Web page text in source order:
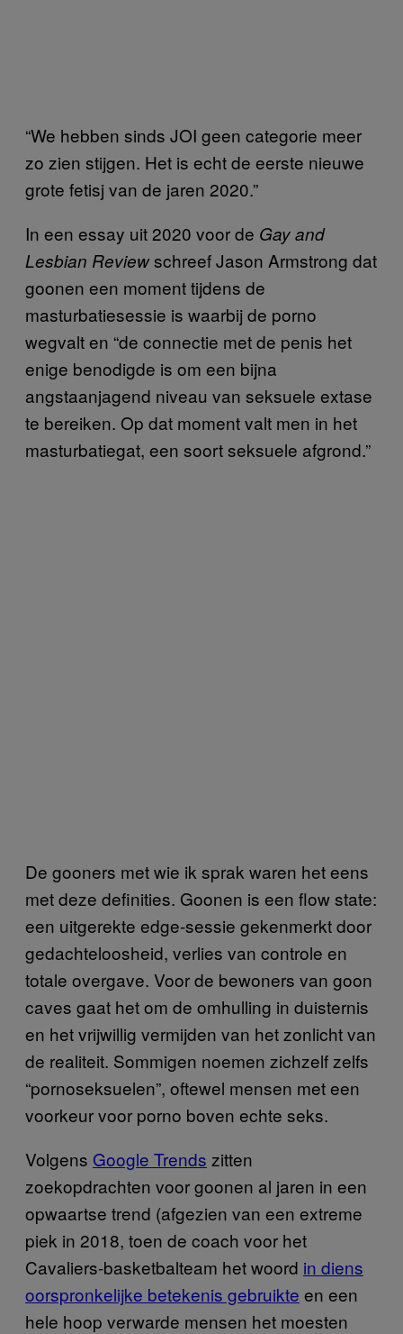
“We hebben sinds JOI geen categorie meer
zo zien stijgen. Het is echt de eerste nieuwe
grote fetisj van de jaren 2020.”
In een essay uit 2020 voor de Gay and
Lesbian Reviewschreef Jason Armstrong dat
goonen een moment tijdens de
masturbatiesessie is waarbij de porno
wegvalt en “de connectie met de penis het
enige benodigde is om een bijna
angstaanjagend niveau van seksuele extase
te bereiken. Op dat moment valt men in het
masturbatiegat, een soort seksuele afgrond.”
De gooners met wie ik sprak waren het eens
met deze definities. Goonen is een flow state:
een uitgerekte edge-sessie gekenmerkt door
gedachteloosheid, verlies van controle en
totale overgave. Voor de bewoners van goon
caves gaat het om de omhulling in duisternis
en het vrijwillig vermijden van het zonlicht van
de realiteit. Sommigen noemen zichzelf zelfs
“pornoseksuelen”, oftewel mensen met een
voorkeur voor porno boven echte seks.
Volgens Google Trends zitten
zoekopdrachten voor goonen al jaren in een
opwaartse trend (afgezien van een extreme
piek in 2018, toen de coach voor het
Cavaliers-basketbalteam het woord in diens
oorspronkelijke betekenis gebruikte en een
hele hoop verwarde mensen het moesten